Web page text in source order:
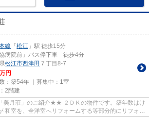
線 「 松江 」駅 徒歩15分
協病院前」バス停下車 徒歩4分
松江市西津田 ７丁目8-7
万円
：築54年 ｜募集中： 1室
2階建
月荘」のご紹介★★ ２ＤＫの物件です。築年数はけ
和室を、全洋室へリフォームする等部分的にリフォー
であ...